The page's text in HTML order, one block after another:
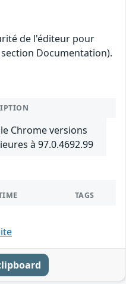
de l'éditeur pour
Documentation).
Chrome versions
à 97.0.4692.99
TAGS